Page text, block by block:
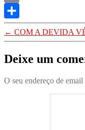
Email
Share
← COM A DEVIDA
Deixe um
O seu endereço de